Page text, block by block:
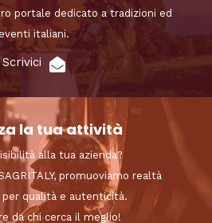
portale dedicato a tradizioni ed
eventi italiani.
Scrivici
la tua attività
alla tua azienda?
promuoviamo realtà
qualità e autenticità.
da chi cerca il meglio!